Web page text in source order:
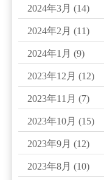
2024年3月 (14)
2024年2月 (11)
2024年1月 (9)
2023年12月 (12)
2023年11月 (7)
2023年10月 (15)
2023年9月 (12)
2023年8月 (10)